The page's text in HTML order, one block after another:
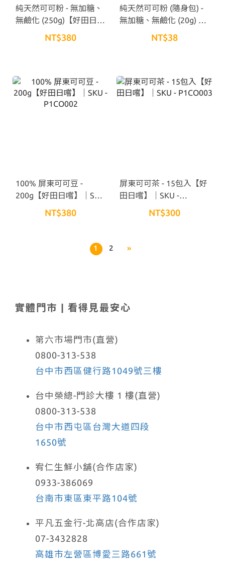
純天然可可粉 - 無加糖、
無鹼化 (250g)【好田日
嚐】｜SKU - P1CO001
NT$380
純天然可可粉 (隨身包) -
無加糖、無鹼化 (20g) ｜
SKU - P1CO008
NT$38
100% 屏東可可豆 -
200g【好田日嚐】｜SKU
- P1CO002NT$380
屏東可可茶 - 15包入【好
田日嚐】｜SKU -
P1CO003NT$300
1 2 »
實體門市 | 看得見最安心
第六市場門市(直營)
0800-313-538
台中市西區健行路1049號三樓
台中榮總-門診大樓 1 樓(直營)
0800-313-538
台中市西屯區台灣大道四段
1650號
宥仁生鮮小舖(合作店家)
0933-386069
台南市東區東平路104號
平凡五金行-北高店(合作店家)
07-3432828
高雄市左營區博愛三路661號